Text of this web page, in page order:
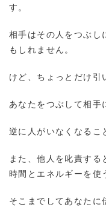
す。
相手はその人をつぶし
もしれません。
けど、ちょっとだけ引
あなたをつぶして相手
逆に人がいなくなるこ
また、他人を叱責する
時間とエネルギーを使
そこまでしてあなたに